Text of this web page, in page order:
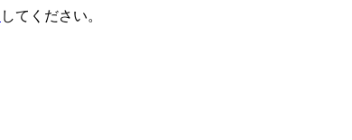
してください。